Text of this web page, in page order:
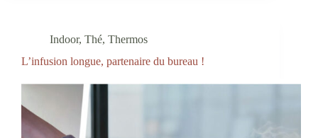
Indoor, Thé, Thermos
L’infusion longue, partenaire du bureau !